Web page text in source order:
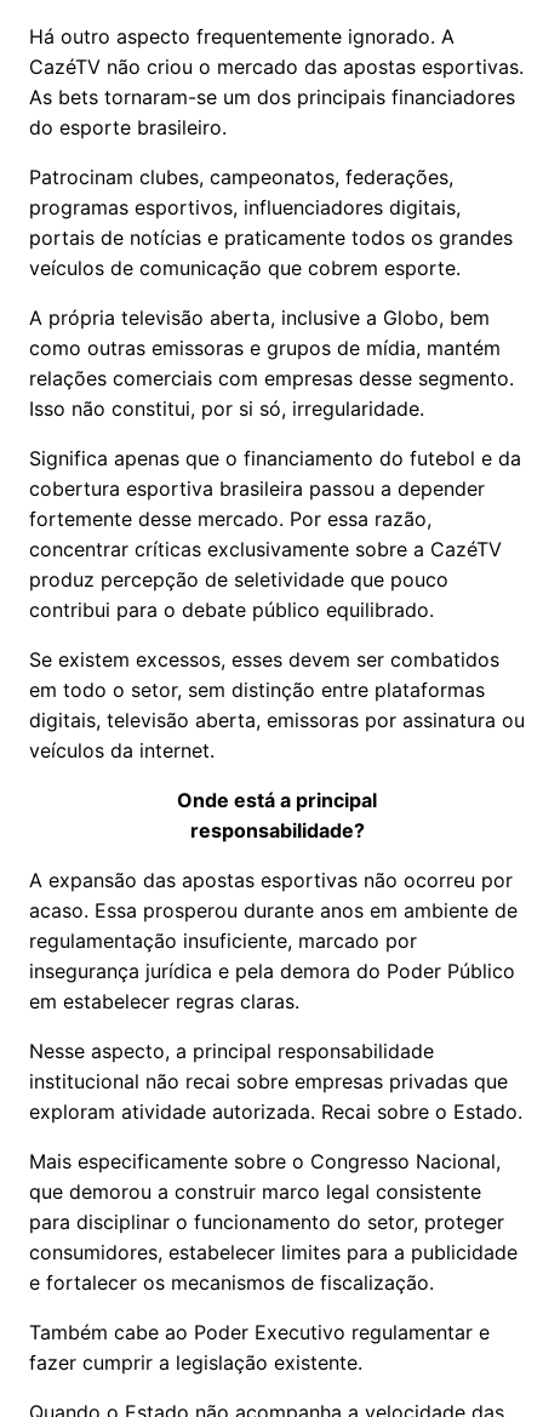
Há outro aspecto frequentemente ignorado. A
CazéTV não criou o mercado das apostas esportivas.
As bets tornaram-se um dos principais financiadores
do esporte brasileiro.
Patrocinam clubes, campeonatos, federações,
programas esportivos, influenciadores digitais,
portais de notícias e praticamente todos os grandes
veículos de comunicação que cobrem esporte.
A própria televisão aberta, inclusive a Globo, bem
como outras emissoras e grupos de mídia, mantém
relações comerciais com empresas desse segmento.
Isso não constitui, por si só, irregularidade.
Significa apenas que o financiamento do futebol e da
cobertura esportiva brasileira passou a depender
fortemente desse mercado. Por essa razão,
concentrar críticas exclusivamente sobre a CazéTV
produz percepção de seletividade que pouco
contribui para o debate público equilibrado.
Se existem excessos, esses devem ser combatidos
em todo o setor, sem distinção entre plataformas
digitais, televisão aberta, emissoras por assinatura ou
veículos da internet.
Onde está a principal
responsabilidade?
A expansão das apostas esportivas não ocorreu por
acaso. Essa prosperou durante anos em ambiente de
regulamentação insuficiente, marcado por
insegurança jurídica e pela demora do Poder Público
em estabelecer regras claras.
Nesse aspecto, a principal responsabilidade
institucional não recai sobre empresas privadas que
exploram atividade autorizada. Recai sobre o Estado.
Mais especificamente sobre o Congresso Nacional,
que demorou a construir marco legal consistente
para disciplinar o funcionamento do setor, proteger
consumidores, estabelecer limites para a publicidade
e fortalecer os mecanismos de fiscalização.
Também cabe ao Poder Executivo regulamentar e
fazer cumprir a legislação existente.
Quando o Estado não acompanha a velocidade das